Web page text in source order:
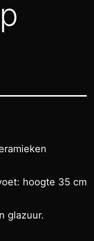
hoogte 35 cm
glazuur.